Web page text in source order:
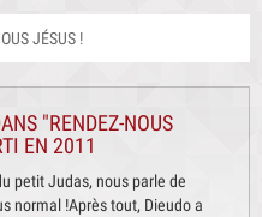
JÉSUS !
"RENDEZ-NOUS
EN 2011
petit Judas, nous parle de
normal !Après tout, Dieudo a